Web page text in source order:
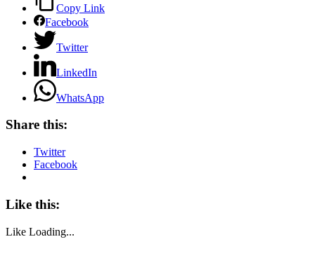
Copy Link
Facebook
Twitter
LinkedIn
WhatsApp
Share this:
Twitter
Facebook
Like this:
Like Loading...